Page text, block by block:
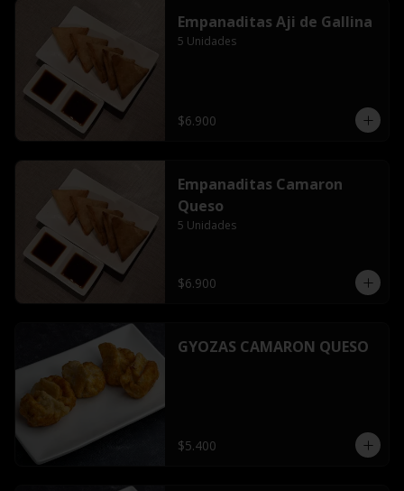
Empanaditas Aji de Gallina
5 Unidades
$6.900
Empanaditas Camaron
Queso
5 Unidades
$6.900
GYOZAS CAMARON QUESO
$5.400